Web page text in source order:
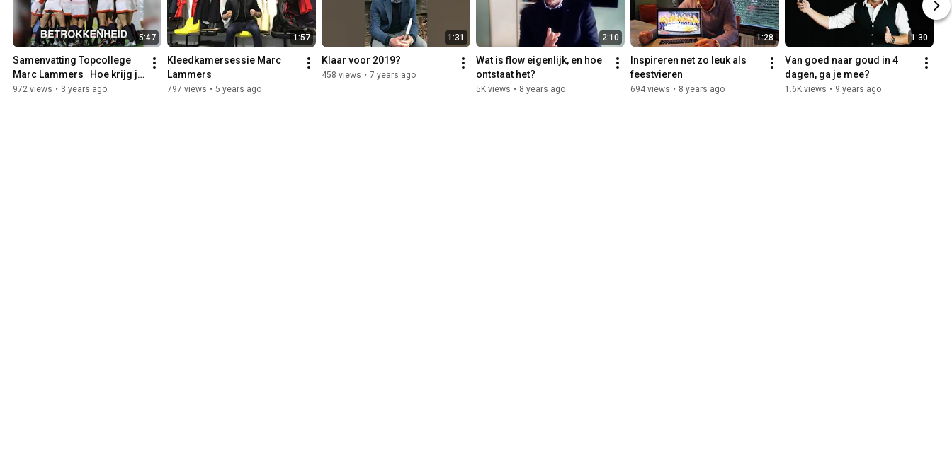
5:47
Samenvatting Topcollege
Marc Lammers   Hoe krijg je
sporters teams in de FLOW
972 views • 3 years ago
1:57
Kleedkamersessie Marc
Lammers
797 views • 5 years ago
1:31
Klaar voor 2019?
458 views • 7 years ago
2:10
Wat is flow eigenlijk, en hoe
ontstaat het?
5K views • 8 years ago
1:28
Inspireren net zo leuk als
feestvieren
694 views • 8 years ago
1:30
Van goed naar goud in 4
dagen, ga je mee?
1.6K views • 9 years ago